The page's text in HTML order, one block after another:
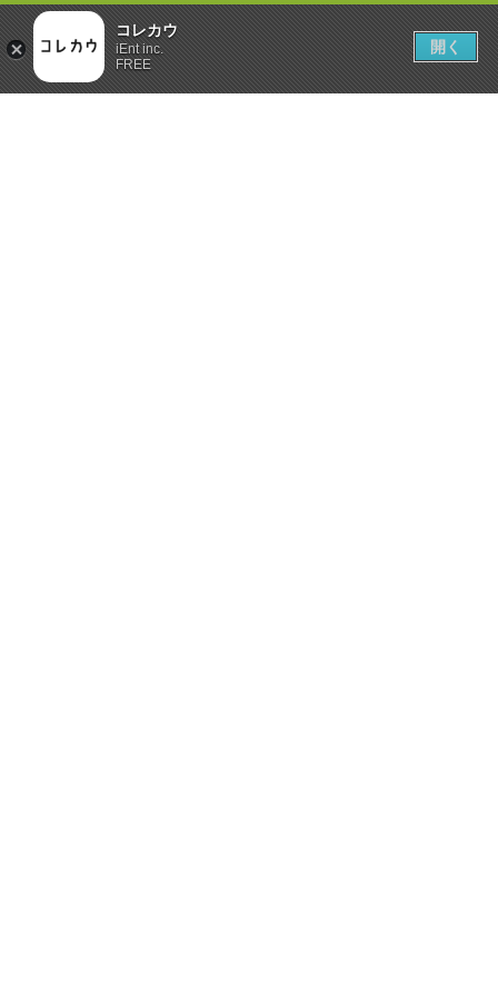
コレカウ
iEnt inc.
FREE
開く